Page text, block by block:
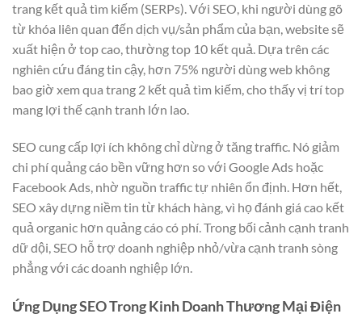
trang kết quả tìm kiếm (SERPs). Với SEO, khi người dùng gõ
từ khóa liên quan đến dịch vụ/sản phẩm của bạn, website sẽ
xuất hiện ở top cao, thường top 10 kết quả. Dựa trên các
nghiên cứu đáng tin cậy, hơn 75% người dùng web không
bao giờ xem qua trang 2 kết quả tìm kiếm, cho thấy vị trí top
mang lợi thế cạnh tranh lớn lao.
SEO cung cấp lợi ích không chỉ dừng ở tăng traffic. Nó giảm
chi phí quảng cáo bền vững hơn so với Google Ads hoặc
Facebook Ads, nhờ nguồn traffic tự nhiên ổn định. Hơn hết,
SEO xây dựng niềm tin từ khách hàng, vì họ đánh giá cao kết
quả organic hơn quảng cáo có phí. Trong bối cảnh cạnh tranh
dữ dội, SEO hỗ trợ doanh nghiệp nhỏ/vừa cạnh tranh sòng
phẳng với các doanh nghiệp lớn.
Ứng Dụng SEO Trong Kinh Doanh Thương Mại Điện